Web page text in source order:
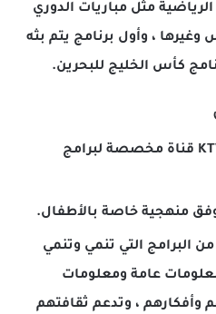
مثل مباريات الدوري
وغيرها ، وأول برنامج يتم بثه
كأس الخليج للبحرين.
قناة كويت كيدز KTV KIDS قناة مخصصة لبرامج
وفق منهجية خاصة بالأطفال.
البرامج التي تنمي وتنمي
عامة ومعلومات
وأفكارهم ، وتدعم ثقافتهم